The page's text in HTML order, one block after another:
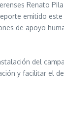
Renato
emitido
de apoyo
del
y facilitar el